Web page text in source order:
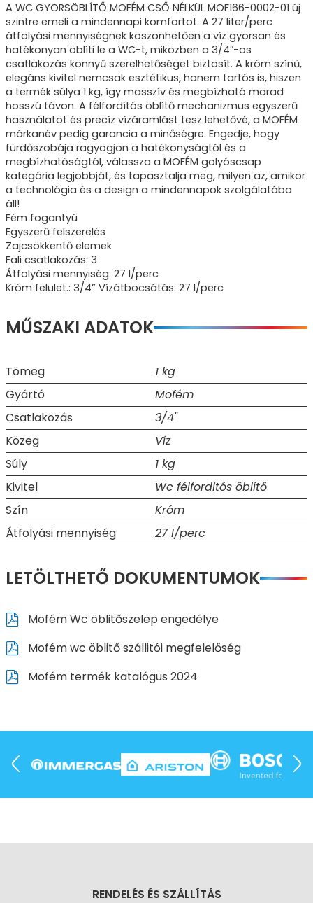
A WC GYORSÖBLÍTŐ MOFÉM CSŐ NÉLKÜL MOF166-0002-01 új
szintre emeli a mindennapi komfortot. A 27 liter/perc
átfolyási mennyiségnek köszönhetően a víz gyorsan és
hatékonyan öblíti le a WC-t, miközben a 3/4″-os
csatlakozás könnyű szerelhetőséget biztosít. A króm színű,
elegáns kivitel nemcsak esztétikus, hanem tartós is, hiszen
a termék súlya 1 kg, így masszív és megbízható marad
hosszú távon. A félfordítós öblítő mechanizmus egyszerű
használatot és precíz vízáramlást tesz lehetővé, a MOFÉM
márkanév pedig garancia a minőségre. Engedje, hogy
fürdőszobája ragyogjon a hatékonyságtól és a
megbízhatóságtól, válassza a MOFÉM golyóscsap
kategória legjobbját, és tapasztalja meg, milyen az, amikor
a technológia és a design a mindennapok szolgálatába
áll!
Fém fogantyú
Egyszerű felszerelés
Zajcsökkentő elemek
Fali csatlakozás: 3
Átfolyási mennyiség: 27 l/perc
Króm felület.: 3/4” Vízátbocsátás: 27 l/perc
MŰSZAKI ADATOK
Tömeg
1 kg
Gyártó
Mofém
Csatlakozás
3/4"
Közeg
Víz
Súly
1 kg
Kivitel
Wc félforditós öblítő
Szín
Króm
Átfolyási mennyiség
27 l/perc
LETÖLTHETŐ DOKUMENTUMOK
Mofém Wc öblitőszelep engedélye
Mofém wc öblitő szállitói megfelelőség
Mofém termék katalógus 2024
RENDELÉS ÉS SZÁLLÍTÁS